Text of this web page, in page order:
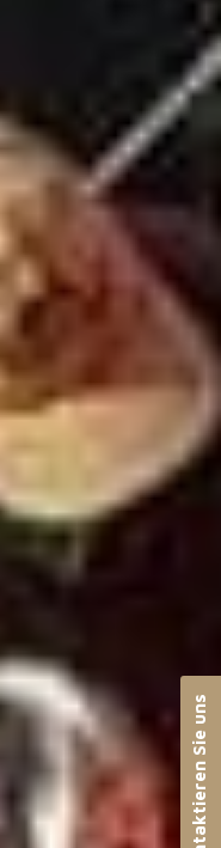
Kontaktieren Sie uns